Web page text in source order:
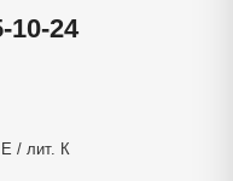
10-24
Е / лит. К